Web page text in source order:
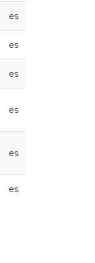
es
es
es
es
es
es